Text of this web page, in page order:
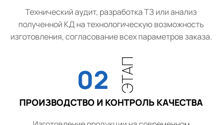
Технический аудит, разработка ТЗ или анализ
полученной КД на технологическую возможность
изготовления, согласование всех параметров заказа.
02 ЭТАП
ПРОИЗВОДСТВО И КОНТРОЛЬ КАЧЕСТВА